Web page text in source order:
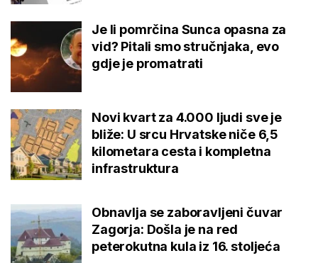
Je li pomrčina Sunca opasna za
vid? Pitali smo stručnjaka, evo
gdje je promatrati
Novi kvart za 4.000 ljudi sve je
bliže: U srcu Hrvatske niče 6,5
kilometara cesta i kompletna
infrastruktura
Obnavlja se zaboravljeni čuvar
Zagorja: Došla je na red
peterokutna kula iz 16. stoljeća